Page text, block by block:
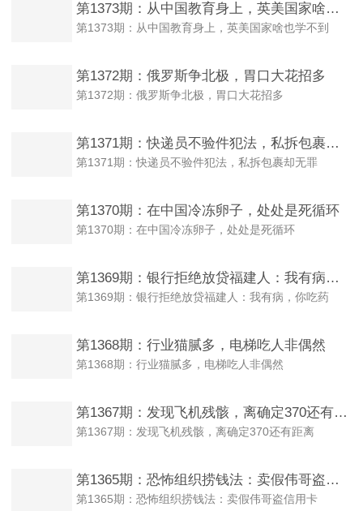
第1373期：从中国教育身上，英美国家啥也学不到
第1373期：从中国教育身上，英美国家啥也学不到
第1372期：俄罗斯争北极，胃口大花招多
第1372期：俄罗斯争北极，胃口大花招多
第1371期：快递员不验件犯法，私拆包裹却无罪
第1371期：快递员不验件犯法，私拆包裹却无罪
第1370期：在中国冷冻卵子，处处是死循环
第1370期：在中国冷冻卵子，处处是死循环
第1369期：银行拒绝放贷福建人：我有病，你吃药
第1369期：银行拒绝放贷福建人：我有病，你吃药
第1368期：行业猫腻多，电梯吃人非偶然
第1368期：行业猫腻多，电梯吃人非偶然
第1367期：发现飞机残骸，离确定370还有距离
第1367期：发现飞机残骸，离确定370还有距离
第1365期：恐怖组织捞钱法：卖假伟哥盗信用卡
第1365期：恐怖组织捞钱法：卖假伟哥盗信用卡